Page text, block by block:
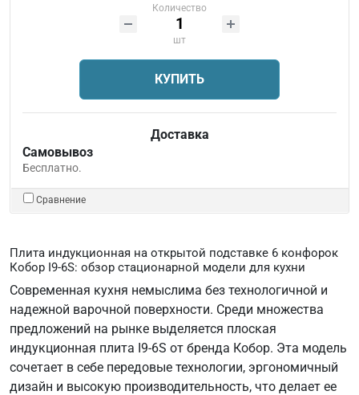
Количество
шт
КУПИТЬ
Доставка
Самовывоз
Бесплатно.
Сравнение
Плита индукционная на открытой подставке 6 конфорок
Кобор I9-6S: обзор стационарной модели для кухни
Современная кухня немыслима без технологичной и
надежной варочной поверхности. Среди множества
предложений на рынке выделяется плоская
индукционная плита I9-6S от бренда Кобор. Эта модель
сочетает в себе передовые технологии, эргономичный
дизайн и высокую производительность, что делает ее